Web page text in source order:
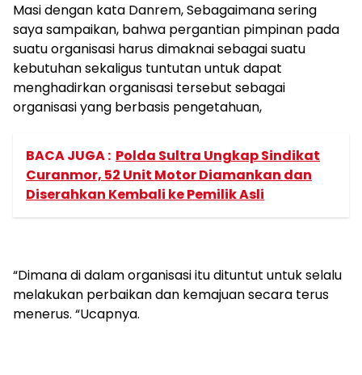
Masi dengan kata Danrem, Sebagaimana sering
saya sampaikan, bahwa pergantian pimpinan pada
suatu organisasi harus dimaknai sebagai suatu
kebutuhan sekaligus tuntutan untuk dapat
menghadirkan organisasi tersebut sebagai
organisasi yang berbasis pengetahuan,
BACA JUGA : Polda Sultra Ungkap Sindikat
Curanmor, 52 Unit Motor Diamankan dan
Diserahkan Kembali ke Pemilik Asli
“Dimana di dalam organisasi itu dituntut untuk selalu
melakukan perbaikan dan kemajuan secara terus
menerus. “Ucapnya.